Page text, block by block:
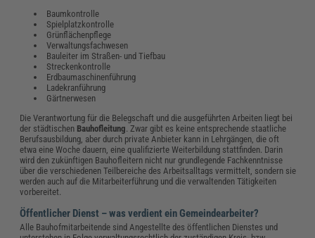
Baumkontrolle
Spielplatzkontrolle
Grünflächenpflege
Verwaltungsfachwesen
Bauleiter im Straßen- und Tiefbau
Streckenkontrolle
Erdbaumaschinenführung
Ladekranführung
Gärtnerwesen
Die Verantwortung für die Belegschaft und die ausgeführten Arbeiten liegt bei
der städtischen Bauhofleitung . Zwar gibt es keine entsprechende staatliche
Berufsausbildung, aber durch private Anbieter kann in Lehrgängen, die oft
etwa eine Woche dauern, eine qualifizierte Weiterbildung stattfinden. Darin
wird den zukünftigen Bauhofleitern nicht nur grundlegende Fachkenntnisse
über die verschiedenen Teilbereiche des Arbeitsalltags vermittelt, sondern sie
werden auch auf die Mitarbeiterführung und die verwaltenden Tätigkeiten
vorbereitet.
Öffentlicher Dienst – was verdient ein Gemeindearbeiter?
Alle Bauhofmitarbeitende sind Angestellte des öffentlichen Dienstes und